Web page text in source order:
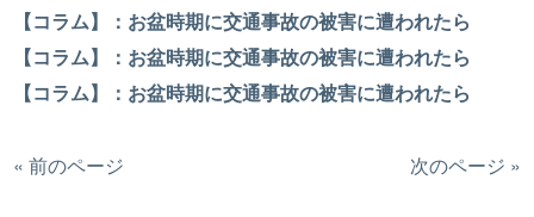
【コラム】：お盆時期に交通事故の被害に遭われたら
【コラム】：お盆時期に交通事故の被害に遭われたら
【コラム】：お盆時期に交通事故の被害に遭われたら
« 前のページ 次のページ »